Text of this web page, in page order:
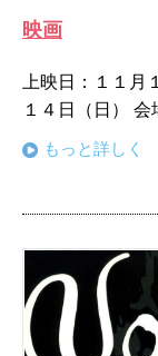
映画
上映日：１１月
１４日（日） 会
もっと詳しく